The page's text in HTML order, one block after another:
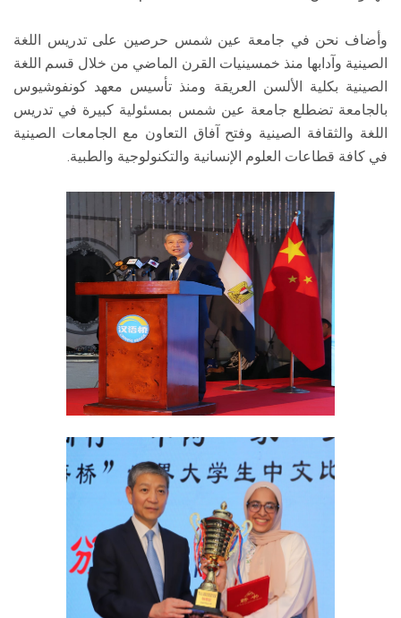
وأضاف نحن في جامعة عين شمس حرصين على تدريس اللغة
الصينية وآدابها منذ خمسينيات القرن الماضي من خلال قسم اللغة
الصينية بكلية الألسن العريقة ومنذ تأسيس معهد كونفوشيوس
بالجامعة تضطلع جامعة عين شمس بمسئولية كبيرة في تدريس
اللغة والثقافة الصينية وفتح آفاق التعاون مع الجامعات الصينية
في كافة قطاعات العلوم الإنسانية والتكنولوجية والطبية.